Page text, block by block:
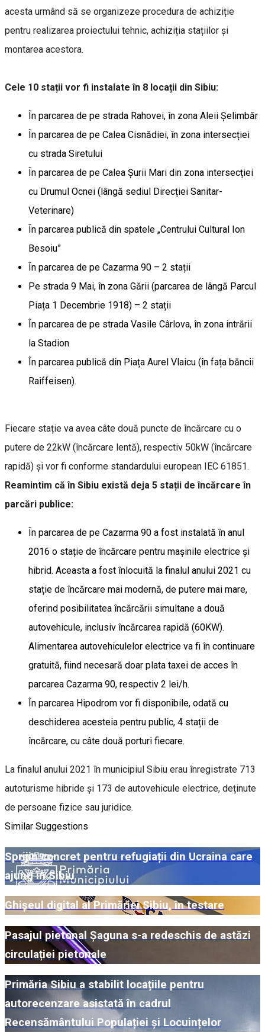
acesta urmând să se organizeze procedura de achiziție
pentru realizarea proiectului tehnic, achiziția stațiilor și
montarea acestora.
Cele 10 stații vor fi instalate în 8 locații din Sibiu:
În parcarea de pe strada Rahovei, în zona Aleii Șelimbăr
În parcarea de pe Calea Cisnădiei, în zona intersecției
cu strada Siretului
În parcarea de pe Calea Șurii Mari din zona intersecției
cu Drumul Ocnei (lângă sediul Direcției Sanitar-
Veterinare)
În parcarea publică din spatele „Centrului Cultural Ion
Besoiu”
În parcarea de pe Cazarma 90 – 2 stații
Pe strada 9 Mai, în zona Gării (parcarea de lângă Parcul
Piața 1 Decembrie 1918) – 2 stații
În parcarea de pe strada Vasile Cârlova, în zona intrării
la Stadion
În parcarea publică din Piața Aurel Vlaicu (în fața băncii
Raiffeisen).
Fiecare stație va avea câte două puncte de încărcare cu o
putere de 22kW (încărcare lentă), respectiv 50kW (încărcare
rapidă) și vor fi conforme standardului european IEC 61851.
Reamintim că în Sibiu există deja 5 stații de încărcare în
parcări publice:
În parcarea de pe Cazarma 90 a fost instalată în anul
2016 o stație de încărcare pentru mașinile electrice și
hibrid. Aceasta a fost înlocuită la finalul anului 2021 cu
stație de încărcare mai modernă, de putere mai mare,
oferind posibilitatea încărcării simultane a două
autovehicule, inclusiv încărcarea rapidă (60KW).
Alimentarea autovehiculelor electrice va fi în continuare
gratuită, fiind necesară doar plata taxei de acces în
parcarea Cazarma 90, respectiv 2 lei/h.
În parcarea Hipodrom vor fi disponibile, odată cu
deschiderea acesteia pentru public, 4 stații de
încărcare, cu câte două porturi fiecare.
La finalul anului 2021 în municipiul Sibiu erau înregistrate 713
autoturisme hibride și 173 de autovehicule electrice, deținute
de persoane fizice sau juridice.
Similar Suggestions
Sprijin concret pentru refugiații din Ucraina care
ajung în Sibiu
Ghișeul digital al Primăriei Sibiu, în testare
Pasajul pietonal Șaguna s-a redeschis de astăzi
circulației pietonale
Primăria Sibiu a stabilit locațiile pentru
autorecenzare asistată în cadrul
Recensământului Populației și Locuințelor